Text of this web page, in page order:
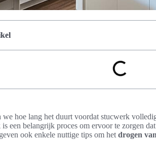
we hoe lang het duurt voordat stucwerk
is een belangrijk proces om ervoor te zorgen
ook enkele nuttige tips om het drogen